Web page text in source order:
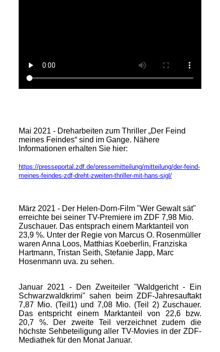
Mai 2021 - Dreharbeiten zum Thriller „Der Feind
meines Feindes“ sind im Gange. Nähere
Informationen erhalten Sie hier:
https://presseportal.zdf.de/pressemitteilung/mitteilung/der-feind-
meines-feindes-zdf-dreht-zweiten-thriller-mit-hans-sigl/
März 2021 - Der Helen-Dorn-Film "Wer Gewalt sät"
erreichte bei seiner TV-Premiere im ZDF 7,98 Mio.
Zuschauer. Das entsprach einem Marktanteil von
23,9 %. Unter der Regie von Marcus O. Rosenmüller
waren Anna Loos, Matthias Koeberlin, Franziska
Hartmann, Tristan Seith, Stefanie Japp, Marc
Hosenmann uva. zu sehen.
Januar 2021 - Den Zweiteiler "Waldgericht - Ein
Schwarzwaldkrimi" sahen beim ZDF-Jahresauftakt
7,87 Mio. (Teil1) und 7,08 Mio. (Teil 2) Zuschauer.
Das entspricht einem Marktanteil von 22,6 bzw.
20,7 %. Der zweite Teil verzeichnet zudem die
höchste Sehbeteiligung aller TV-Movies in der ZDF-
Mediathek für den Monat Januar.